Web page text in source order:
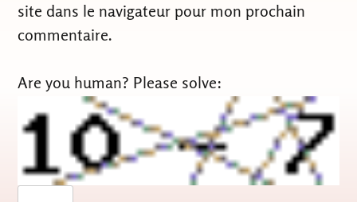
site dans le navigateur pour mon prochain
commentaire.
Are you human? Please solve: